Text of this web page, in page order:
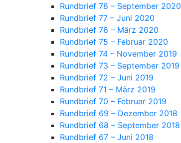
Rundbrief 78 – September 2020
Rundbrief 77 – Juni 2020
Rundbrief 76 – März 2020
Rundbrief 75 – Februar 2020
Rundbrief 74 – November 2019
Rundbrief 73 – September 2019
Rundbrief 72 – Juni 2019
Rundbrief 71 – März 2019
Rundbrief 70 – Februar 2019
Rundbrief 69 – Dezember 2018
Rundbrief 68 – September 2018
Rundbrief 67 – Juni 2018